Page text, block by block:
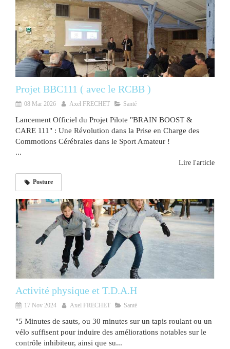
Projet BBC111 ( avec le RCBB )
08 Mar 2026 Axel FRECHET Santé
Lancement Officiel du Projet Pilote "BRAIN BOOST &
CARE 111" : Une Révolution dans la Prise en Charge des
Commotions Cérébrales dans le Sport Amateur !
...
Lire l'article
Posture
Activité physique et T.D.A.H
17 Nov 2024 Axel FRECHET Santé
"5 Minutes de sauts, ou 30 minutes sur un tapis roulant ou un
vélo suffisent pour induire des améliorations notables sur le
contrôle inhibiteur, ainsi que su...